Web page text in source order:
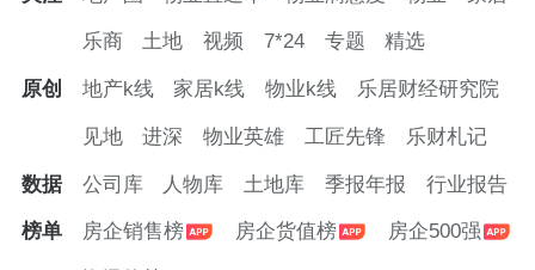
乐商 土地 视频 7*24 专题 精选
原创 地产k线 家居k线 物业k线 乐居财经研究院
见地 进深 物业英雄 工匠先锋 乐财札记
数据 公司库 人物库 土地库 季报年报 行业报告
榜单 房企销售榜 房企货值榜 房企500强